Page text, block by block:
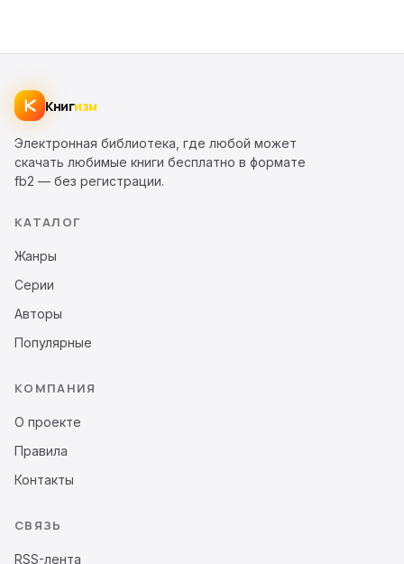
Книгизм
Электронная библиотека, где любой может
скачать любимые книги бесплатно в формате
fb2 — без регистрации.
КАТАЛОГ
Жанры
Серии
Авторы
Популярные
КОМПАНИЯ
О проекте
Правила
Контакты
СВЯЗЬ
RSS-лента